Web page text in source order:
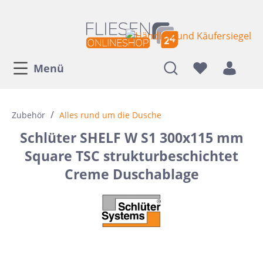
Menü
Zubehör / Alles rund um die Dusche
Schlüter SHELF W S1 300x115 mm
Square TSC strukturbeschichtet
Creme Duschablage